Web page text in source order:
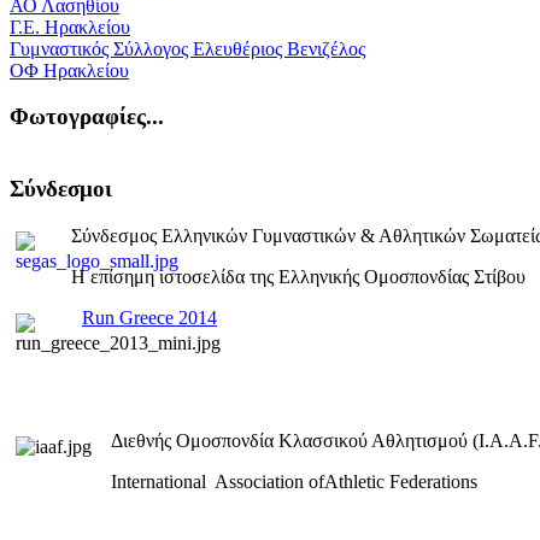
ΑΟ Λασηθίου
Γ.Ε. Ηρακλείου
Γυμναστικός Σύλλογος Ελευθέριος Βενιζέλος
ΟΦ Ηρακλείου
Φωτογραφίες...
Σύνδεσμοι
Σύνδεσμος Ελληνικών Γυμναστικών & Αθλητικών
Η επίσημη ιστοσελίδα της Ελληνικής Ομοσπονδίας Στίβου
Run Greece 2014
Διεθνής Ομοσπονδία Κλασσικού Αθλητισμού
International Association ofAthletic Federations